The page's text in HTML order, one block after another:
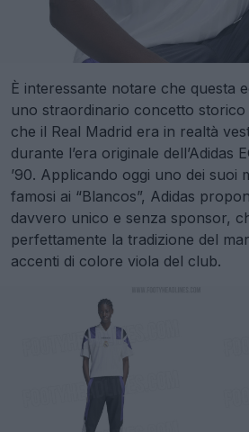
È interessante notare che questa
uno straordinario concetto storico
che il Real Madrid era in realtà
durante l’era originale dell’Adidas
’90. Applicando oggi uno dei suoi
famosi ai “Blancos”, Adidas
davvero unico e senza sponsor,
perfettamente la tradizione del
accenti di colore viola del club.